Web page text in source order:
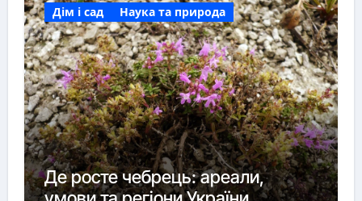
Дім і сад Наука та природа
Де росте чебрець: ареали,